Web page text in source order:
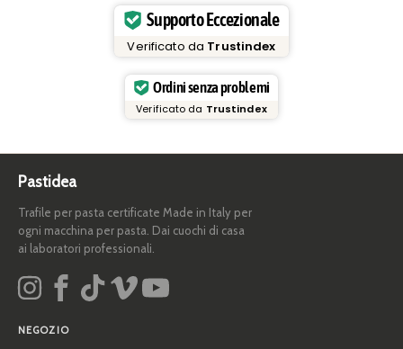
Supporto Eccezionale
Verificato da Trustindex
Ordini senza problemi
Verificato da Trustindex
Pastidea
Trafile per pasta certificate Made in Italy per
ogni macchina per pasta. Dai cuochi di casa
ai laboratori professionali.
NEGOZIO